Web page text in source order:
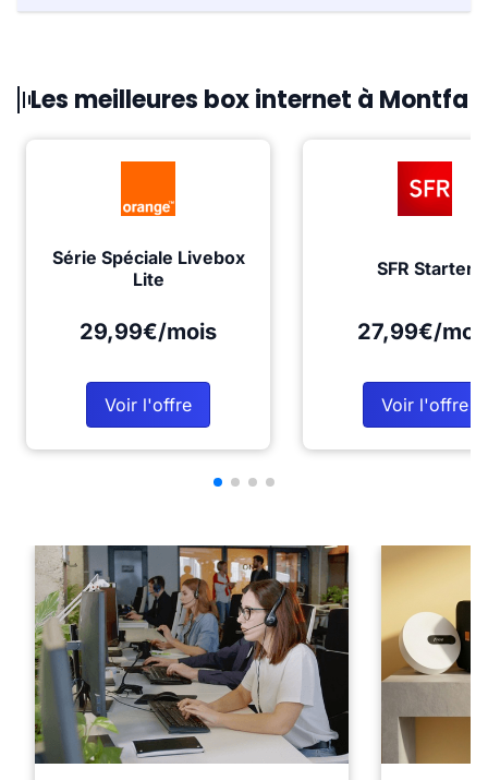
Les meilleures box internet à Montfa
Série Spéciale Livebox
Lite
29,99€/mois
Voir l'offre
SFR Starter
27,99€/
Voir l'offre